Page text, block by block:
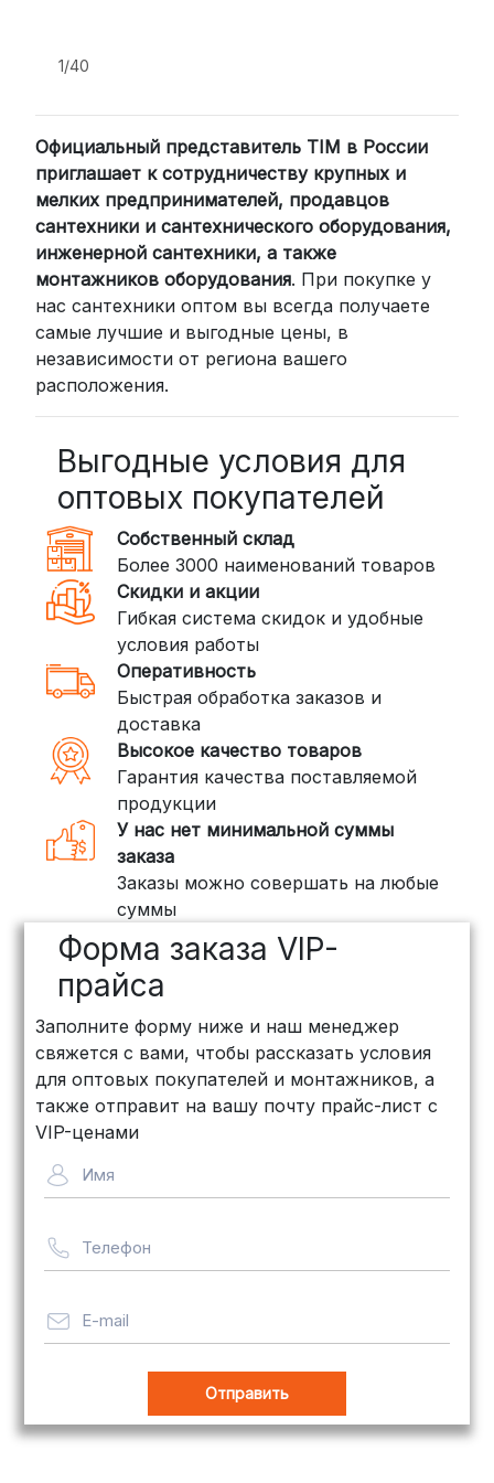
компании (СДЭК, BoxBerry, DPD)
Для клиентов из других регионов
России мы сотрудничаем с
проверенными транспортными
компаниями:
СДЭК: Выбирайте доставку до
пункта выдачи (от 2 дней) или
курьером до двери (от 3 дней).
Стоимость начинается от300
рублей
пунктов выдачи или курьером.
Сроки — от 2 дней, стоимость — от
350 рублей
DPD: Международная служба
доставки, которая работает и
внутри России. Сроки — от 2 дней,
стоимость — от 400 рублей
3. Доставка крупногабаритных грузов
(ПЭК, КИТ, Байкал Сервис)
Если ваш заказ включает большие или
тяжелые товары, мы рекомендуем
воспользоваться услугами компаний,
специализирующихся на доставке
грузов:
ПЭК: Сроки доставки — от 3 до 10
дней, стоимость рассчитывается
индивидуально (минимум
рублей
объемных заказов. Сроки — от 3
дней, стоимость — от500 рублей
Байкал Сервис: Идеально подходит
для крупногабаритных товаров.
рассчитывается индивидуально
Важно! Мы заботимся о том, чтобы
целости и сохранности, независимо
от их размера.
1/40
Официальный представитель TIM в России
приглашает к сотрудничеству крупных и
мелких предпринимателей, продавцов
сантехники и сантехнического оборудования,
инженерной сантехники, а также
монтажников оборудования. При покупке у
нас сантехники оптом вы всегда получаете
самые лучшие и выгодные цены, в
независимости от региона вашего
расположения.
Выгодные условия для
оптовых покупателей
Собственный склад
Более 3000 наименований товаров
Скидки и акции
Гибкая система скидок и удобные
условия работы
Оперативность
Быстрая обработка заказов и
доставка
Высокое качество товаров
Гарантия качества поставляемой
продукции
У нас нет минимальной суммы
заказа
Заказы можно совершать на любые
суммы
Форма заказа VIP-
прайса
Заполните форму ниже и наш менеджер
свяжется с вами, чтобы рассказать условия
для оптовых покупателей и монтажников, а
также отправит на вашу почту прайс-лист с
VIP-ценами
Имя
Телефон
E-mail